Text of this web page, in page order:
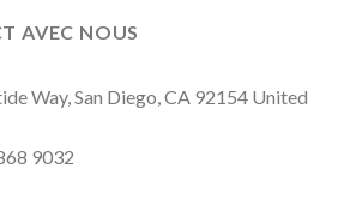
AVEC NOUS
Way, San Diego, CA 92154 United
9032